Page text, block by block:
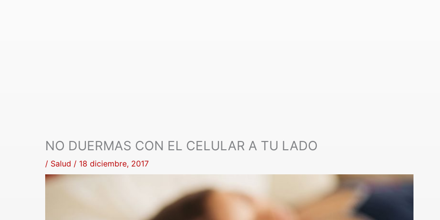
NO DUERMAS CON EL CELULAR A TU LADO
/ Salud / 18 diciembre, 2017